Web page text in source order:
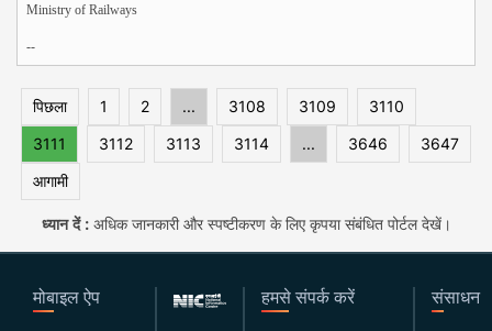
Ministry of Railways
--
पिछला 1 2 ... 3108 3109
3110
3111
3112 3113 3114 ... 3646
3647
आगामी
ध्यान दें :अधिक जानकारी और स्पष्टीकरण के लिए कृपया संबंधित पोर्टल देखें।
मोबाइल ऐप हमसे संपर्क करें संसाधन